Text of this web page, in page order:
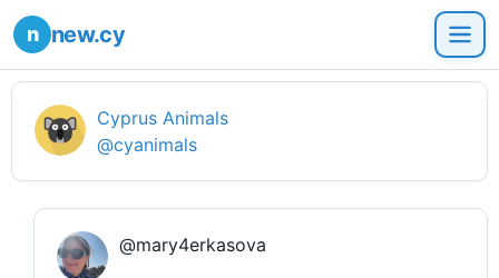
new.cy
Cyprus Animals
@cyanimals
@mary4erkasova